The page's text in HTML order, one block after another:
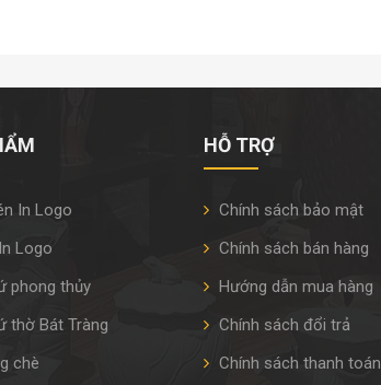
In Logo
Logo
phong thủy
thờ Bát Tràng
chè
HỖ TRỢ
Chính sách bảo mật
Chính sách bán hàng
Hướng dẫn mua hàng
Chính sách đổi trả
Chính sách thanh toán